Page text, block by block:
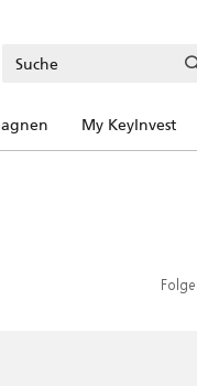
My KeyInvest